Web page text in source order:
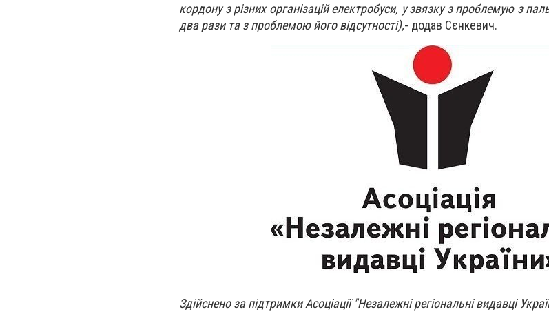
кордону з різних організацій електробуси, у звязку з проблемую з
два рази та з проблемою його відсутності),- додав Сєнкевич.
Здійснено за підтримки Асоціації "Незалежні регіональні видавці